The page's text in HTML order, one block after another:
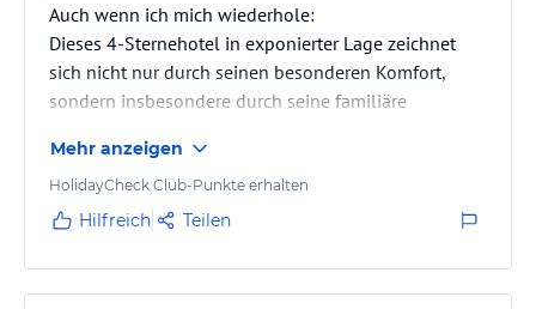
Auch wenn ich mich wiederhole:
Dieses 4-Sternehotel in exponierter Lage zeichnet
sich nicht nur durch seinen besonderen Komfort,
sondern insbesondere durch seine familiäre
Jahr aufs Neue!
Dieses außergewöhnliche Hotel ist schlicht und
ergreifend ein Zuhause!!!
Mehr anzeigen
HolidayCheck Club-Punkte erhalten
Hilfreich Teilen